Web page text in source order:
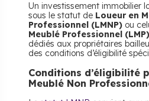
Un investissement immobilier
sous le statut de Loueur en
Professionnel (LMNP) ou
Meublé Professionnel (LMP)
dédiés aux propriétaires
des conditions d’éligibilité
Conditions d’éligibilité
Meublé Non